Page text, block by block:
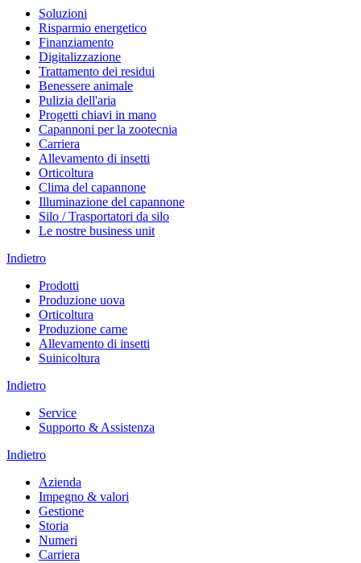
Soluzioni
Risparmio energetico
Finanziamento
Digitalizzazione
Trattamento dei residui
Benessere animale
Pulizia dell'aria
Progetti chiavi in mano
Capannoni per la zootecnia
Carriera
Allevamento di insetti
Orticoltura
Clima del capannone
Illuminazione del capannone
Silo / Trasportatori da silo
Le nostre business unit
Indietro
Prodotti
Produzione uova
Orticoltura
Produzione carne
Allevamento di insetti
Suinicoltura
Indietro
Service
Supporto & Assistenza
Indietro
Azienda
Impegno & valori
Gestione
Storia
Numeri
Carriera